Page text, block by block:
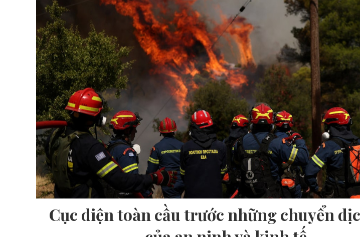
Cục diện toàn cầu trước những chuyển